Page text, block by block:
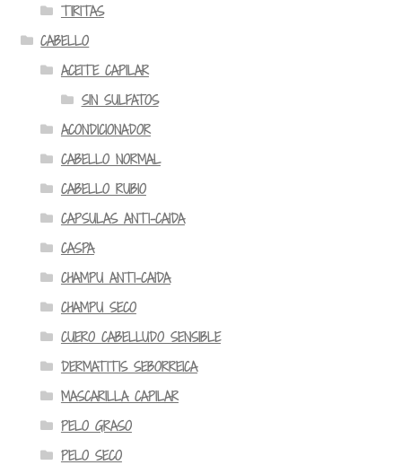
TIRITAS
CABELLO
ACEITE CAPILAR
SIN SULFATOS
ACONDICIONADOR
CABELLO NORMAL
CABELLO RUBIO
CAPSULAS ANTI-CAIDA
CASPA
CHAMPU ANTI-CAIDA
CHAMPU SECO
CUERO CABELLUDO SENSIBLE
DERMATITIS SEBORREICA
MASCARILLA CAPILAR
PELO GRASO
PELO SECO